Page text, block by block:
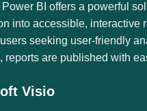
Power BI offers a powerful
into accessible, interactive
seeking user-friendly
reports are published with
Visio